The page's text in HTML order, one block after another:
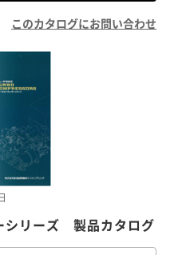
このカタログにお問い合わせ
シリーズ 製品カタログ